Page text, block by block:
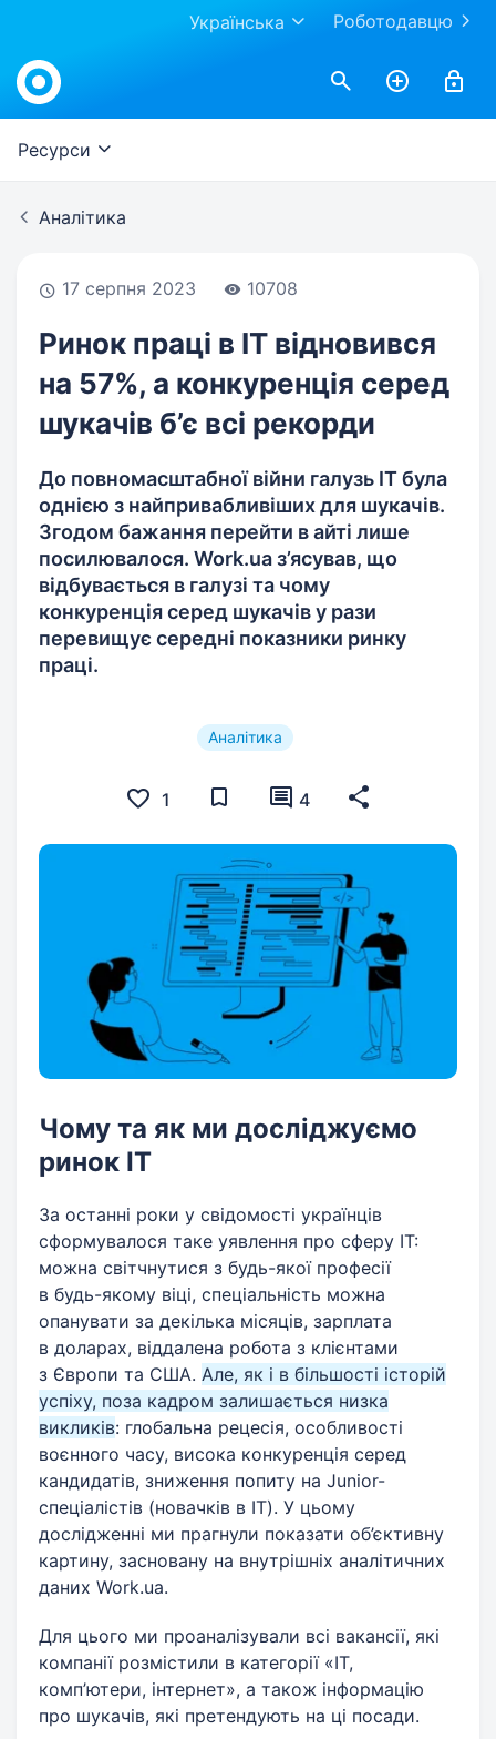
Роботодавцю
Українська
Work.ua
Ресурси
Аналітика
17 серпня 2023 10708
Ринок праці в IT відновився
на 57%, а конкуренція серед
шукачів б’є всі рекорди
До повномасштабної війни галузь IT була
однією з найпривабливіших для шукачів.
Згодом бажання перейти в айті лише
посилювалося. Work.ua з’ясував, що
відбувається в галузі та чому
конкуренція серед шукачів у рази
перевищує середні показники ринку
праці.
Аналітика
1 4
Чому та як ми досліджуємо
ринок IT
За останні роки у свідомості українців
сформувалося таке уявлення про сферу IT:
можна світчнутися з будь-якої професії
в будь-якому віці, спеціальність можна
опанувати за декілька місяців, зарплата
в доларах, віддалена робота з клієнтами
з Європи та США. Але, як і в більшості історій
успіху, поза кадром залишається низка
викликів: глобальна рецесія, особливості
воєнного часу, висока конкуренція серед
кандидатів, зниження попиту на Junior-
спеціалістів (новачків в IT). У цьому
дослідженні ми прагнули показати об’єктивну
картину, засновану на внутрішніх аналітичних
даних Work.ua.
Для цього ми проаналізували всі вакансії, які
компанії розмістили в категорії «ІТ,
комп’ютери, інтернет», а також інформацію
про шукачів, які претендують на ці посади.